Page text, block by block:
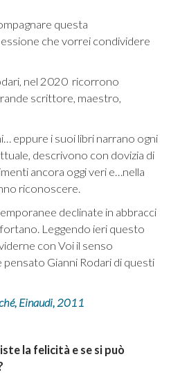
questa
che vorrei condividere
nel 2020 ricorrono
scrittore, maestro,
eppure i suoi libri narrano ogni
descrivono con dovizia di
ancora oggi veri e…nella
riconoscere.
declinate in abbracci
Leggendo ieri questo
con Voi il senso
Gianni Rodari di questi
Einaudi, 2011
la felicità e se si può